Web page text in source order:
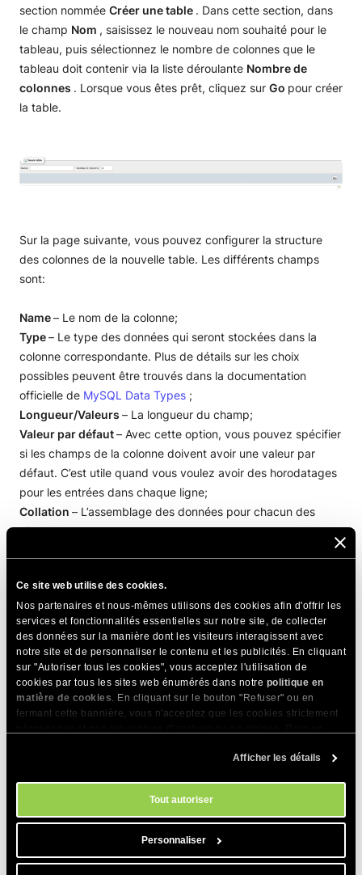
Ce site web utilise des cookies.
Nos partenaires et nous-mêmes utilisons des cookies afin d'offrir les
services et fonctionnalités essentielles sur notre site, de collecter
des données sur la manière dont les visiteurs interagissent avec
notre site et de personnaliser le contenu et les publicités. En cliquant
sur "Autoriser tous les cookies", vous acceptez l'utilisation de
cookies par tous les sites web énumérés dans notre politique en
matière de cookies. En cliquant sur le bouton "Refuser" ou en
fermant cette bannière, vous n'acceptez que les cookies strictement
. Vous pouvez gérer vos préférences
Afficher les détails
Tout autoriser
Personnaliser
section nommée Créer une table . Dans cette section, dans
le champ Nom , saisissez le nouveau nom souhaité pour le
tableau, puis sélectionnez le nombre de colonnes que le
tableau doit contenir via la liste déroulante Nombre de
colonnes . Lorsque vous êtes prêt, cliquez sur Go pour créer
la table.
Sur la page suivante, vous pouvez configurer la structure
des colonnes de la nouvelle table. Les différents champs
sont:
Name– Le nom de la colonne;
Type– Le type des données qui seront stockées dans la
colonne correspondante. Plus de détails sur les choix
possibles peuvent être trouvés dans la documentation
officielle de MySQL Data Types ;
Longueur/Valeurs – La longueur du champ;
Valeur par défaut– Avec cette option, vous pouvez spécifier
si les champs de la colonne doivent avoir une valeur par
défaut. C’est utile quand vous voulez avoir des horodatages
pour les entrées dans chaque ligne;
Collation – L’assemblage des données pour chacun des
champs;
Null– Définit si la valeur du champ peut être
trouverez plus d’informations sur la valeurNULLdans la
documentation MySQL ;
Index– Définit l’index de la ligne. Plus d’informations sur les
index de colonnes MySQL peuvent être trouvées dans la
documentation MySQL;
A_I– Abréviation de Auto Increment. Si cette option est
– Ajoute ici les commentaires, qui seront
inclus dans le code SQL de la base de données.
Après avoir configuré les différentes colonnes, indiquez les
du nouveau tableau via leurs listes
déroulantes respectives.